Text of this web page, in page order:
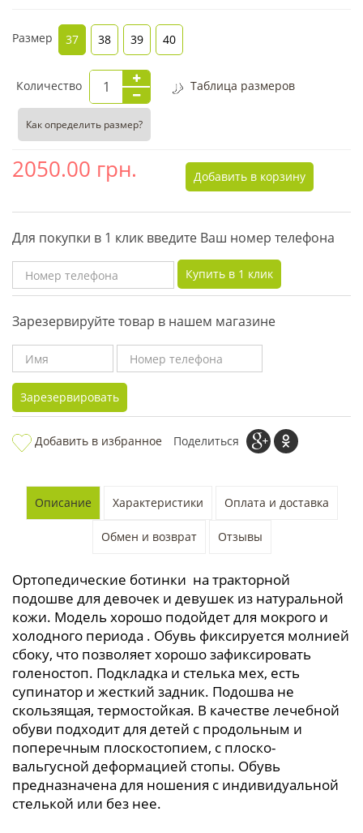
Размер 37 38 39 40
Количество Таблица размеров
Как определить размер?
2050.00 грн. Добавить в корзину
Для покупки в 1 клик введите Ваш номер телефона
Купить в 1 клик
Зарезервируйте товар в нашем магазине
Зарезервировать
Добавить в избранное Поделиться
Описание Характеристики Оплата и доставка
Обмен и возврат Отзывы
Ортопедические ботинки на тракторной
подошве для девочек и девушек из натуральной
кожи. Модель хорошо подойдет для мокрого и
холодного периода . Обувь фиксируется молнией
сбоку, что позволяет хорошо зафиксировать
голеностоп. Подкладка и стелька мех, есть
супинатор и жесткий задник. Подошва не
скользящая, термостойкая. В качестве лечебной
обуви подходит для детей с продольным и
поперечным плоскостопием, с плоско-
вальгусной деформацией стопы. Обувь
предназначена для ношения с индивидуальной
стелькой или без нее.